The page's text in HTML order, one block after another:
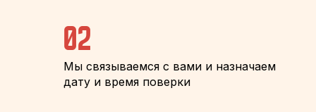
02
Мы связываемся с вами и назначаем
дату и время поверки